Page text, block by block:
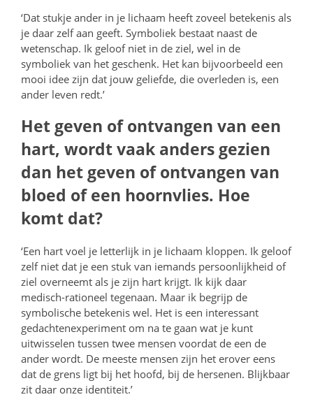
‘Dat stukje ander in je lichaam heeft zoveel betekenis als
je daar zelf aan geeft. Symboliek bestaat naast de
wetenschap. Ik geloof niet in de ziel, wel in de
symboliek van het geschenk. Het kan bijvoorbeeld een
mooi idee zijn dat jouw geliefde, die overleden is, een
ander leven redt.’
Het geven of ontvangen van een
hart, wordt vaak anders gezien
dan het geven of ontvangen van
bloed of een hoornvlies. Hoe
komt dat?
‘Een hart voel je letterlijk in je lichaam kloppen. Ik geloof
zelf niet dat je een stuk van iemands persoonlijkheid of
ziel overneemt als je zijn hart krijgt. Ik kijk daar
medisch-rationeel tegenaan. Maar ik begrijp de
symbolische betekenis wel. Het is een interessant
gedachtenexperiment om na te gaan wat je kunt
uitwisselen tussen twee mensen voordat de een de
ander wordt. De meeste mensen zijn het erover eens
dat de grens ligt bij het hoofd, bij de hersenen. Blijkbaar
zit daar onze identiteit.’